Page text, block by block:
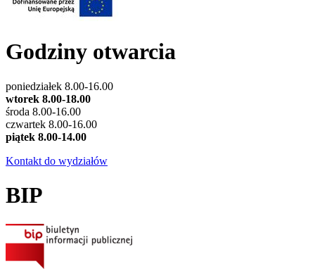
Godziny otwarcia
poniedziałek 8.00-16.00
wtorek 8.00-18.00
środa 8.00-16.00
czwartek 8.00-16.00
piątek 8.00-14.00
Kontakt do wydziałów
BIP